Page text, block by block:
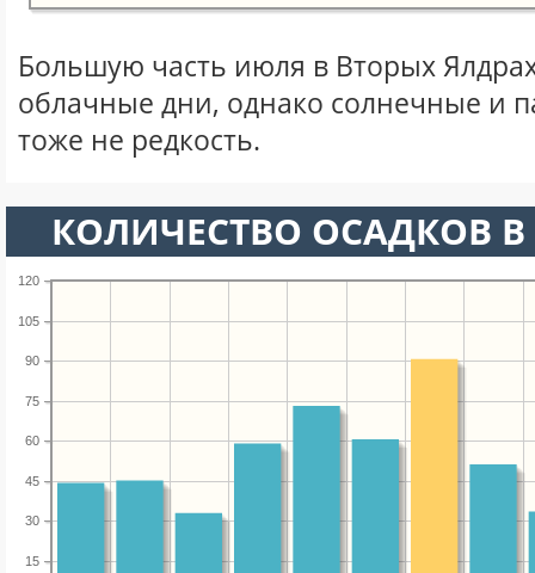
Большую часть июля в Вторых
облачные дни, однако солнечные и
тоже не редкость.
КОЛИЧЕСТВО ОСАДКОВ
15
30
45
60
75
90
105
120